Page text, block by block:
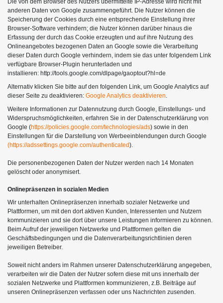
Die von dem Browser des Nutzers übermittelte IP-Adresse wird nicht mit
anderen Daten von Google zusammengeführt. Die Nutzer können die
Speicherung der Cookies durch eine entsprechende Einstellung ihrer
Browser-Software verhindern; die Nutzer können darüber hinaus die
Erfassung der durch das Cookie erzeugten und auf ihre Nutzung des
Onlineangebotes bezogenen Daten an Google sowie die Verarbeitung
dieser Daten durch Google verhindern, indem sie das unter folgendem Link
verfügbare Browser-Plugin herunterladen und
installieren: http://tools.google.com/dlpage/gaoptout?hl=de
Alternativ klicken Sie bitte auf den folgenden Link, um Google Analytics auf
dieser Seite zu deaktivieren: Google Analytics deaktivieren.
Weitere Informationen zur Datennutzung durch Google, Einstellungs- und
Widerspruchsmöglichkeiten, erfahren Sie in der Datenschutzerklärung von
Google (https://policies.google.com/technologies/ads) sowie in den
Einstellungen für die Darstellung von Werbeeinblendungen durch Google
(https://adssettings.google.com/authenticated).
Die personenbezogenen Daten der Nutzer werden nach 14 Monaten
gelöscht oder anonymisert.
Onlinepräsenzen in sozialen Medien
Wir unterhalten Onlinepräsenzen innerhalb sozialer Netzwerke und
Plattformen, um mit den dort aktiven Kunden, Interessenten und Nutzern
kommunizieren und sie dort über unsere Leistungen informieren zu können.
Beim Aufruf der jeweiligen Netzwerke und Plattformen gelten die
Geschäftsbedingungen und die Datenverarbeitungsrichtlinien deren
jeweiligen Betreiber.
Soweit nicht anders im Rahmen unserer Datenschutzerklärung angegeben,
verarbeiten wir die Daten der Nutzer sofern diese mit uns innerhalb der
sozialen Netzwerke und Plattformen kommunizieren, z.B. Beiträge auf
unseren Onlinepräsenzen verfassen oder uns Nachrichten zusenden.